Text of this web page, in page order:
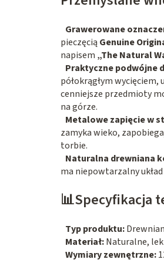
Grawerowane
pieczęcią Genuine
napisem „The Natural
Praktyczne podwójne
półokrągłym
cenniejsze przedmioty
na górze.
Metalowe zapięcie w
zamyka wieko,
torbie.
Naturalna drewniana
ma niepowtarzalny
📊Specyfikacja
Typ produktu:
Materiał:Naturalne,
Wymiary zewnętrzne: